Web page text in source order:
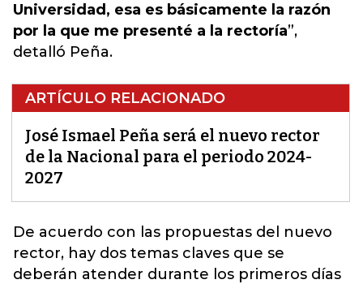
Universidad, esa es básicamente la razón
por la que me presenté a la rectoría”,
detalló Peña.
ARTÍCULO RELACIONADO
José Ismael Peña será el nuevo rector
de la Nacional para el periodo 2024-
2027
De acuerdo con las propuestas del nuevo
rector, hay dos temas claves que se
deberán atender durante los primeros días